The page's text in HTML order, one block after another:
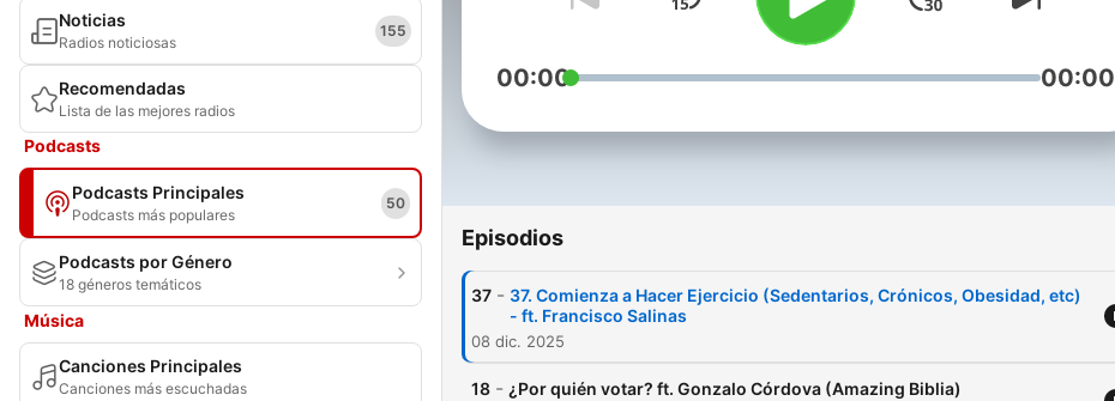
Noticias
Radios noticiosas
155
Recomendadas
Lista de las mejores radios
Podcasts
Podcasts Principales
Podcasts más populares
50
Podcasts por Género
18 géneros temáticos
Música
Canciones Principales
Canciones más escuchadas
00:00 00:00
Episodios
37 - 37. Comienza a Hacer Ejercicio (Sedentarios, Crónicos, Obesidad, etc)
- ft. Francisco Salinas
08 dic. 2025
18 - ¿Por quién votar? ft. Gonzalo Córdova (Amazing Biblia)